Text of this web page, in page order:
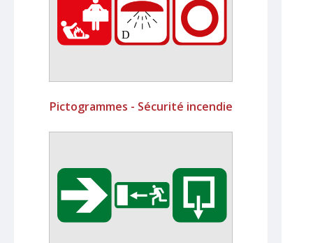
Pictogrammes - Sécurité incendie